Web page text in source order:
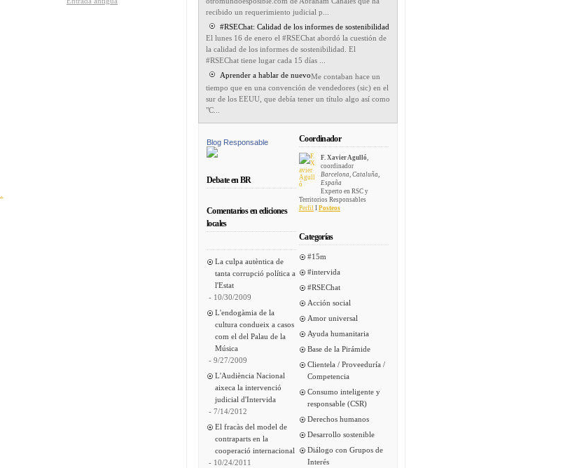
recibido un requerimiento judicial p...
#RSEChat: Calidad de los informes de sostenibilidad
El lunes 16 de enero el #RSEChat abordó la cuestión de
la calidad de los informes de sostenibilidad. El
#RSEChat tiene lugar cada 15 días ...
Aprender a hablar de nuevoMe contaban hace un
tiempo que en una convención de vendedores (sic) en el
sur de los EEUU, que debía tener un título algo así como
"C...
Blog Responsable
Debate en BR
Comentarios en ediciones
locales
La culpa autèntica de
tanta corrupció política a
l'Estat
- 10/30/2009
L'endogàmia de la
cultura condueix a casos
com el del Palau de la
Música
- 9/27/2009
L'Audiència Nacional
aixeca la intervenció
judicial d'Intervida
- 7/14/2012
El fracàs del model de
contraparts en la
cooperació internacional
- 10/24/2011
Coordinador
F. Xavier Agulló
coordinador
Barcelona, Cataluña,
España
Experto en RSC y
Territorios Responsables
Perfil I Posteos
Categorías
#15m
#intervida
#RSEChat
Acción social
Amor universal
Ayuda humanitaria
Base de la Pirámide
Clientela / Proveeduría /
Competencia
Consumo inteligente y
responsable (CSR)
Derechos humanos
Desarrollo sostenible
Diálogo con Grupos de
Interés